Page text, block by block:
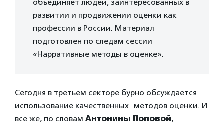
развитии и продвижении оценки как
профессии в России. Материал
подготовлен по следам сессии
«Нарративные методы в оценке».
Сегодня в третьем секторе бурно обсуждается
использование качественных методов оценки. И
все же, по словам Антонины Поповой,